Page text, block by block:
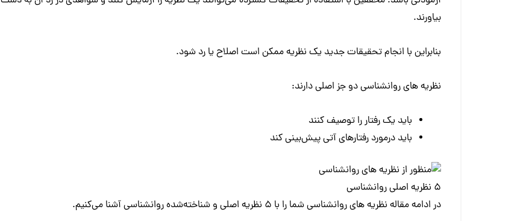
بیاورند.
بنابراین با انجام تحقیقات جدید یک نظریه ممکن است اصلاح یا رد شود.
نظریه های روانشناسی دو جز اصلی دارند:
باید یک رفتار را توصیف کنند
باید درمورد رفتارهای آتی پیش‌بینی کند
۵ نظریه اصلی روانشناسی
در ادامه مقاله نظریه های روانشناسی شما را با ۵ نظریه اصلی و شناخته‌شده روانشناسی آشنا می‌کنیم.